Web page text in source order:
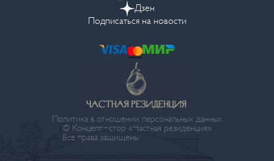
Дзен
Подписаться на новости
Политика в отношении персональных данных
© Концепт-стор «Частная резиденция»
Все права защищены